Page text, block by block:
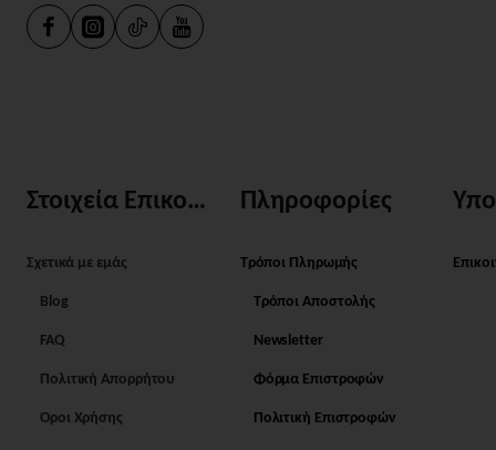
Στοιχεία Επικοινωνίας
Σχετικά με εμάς
Blog
FAQ
Πολιτική Απορρήτου
Όροι Χρήσης
Πληροφορίες
Τρόποι Πληρωμής
Τρόποι Αποστολής
Newsletter
Φόρμα Επιστροφών
Πολιτική Επιστροφών